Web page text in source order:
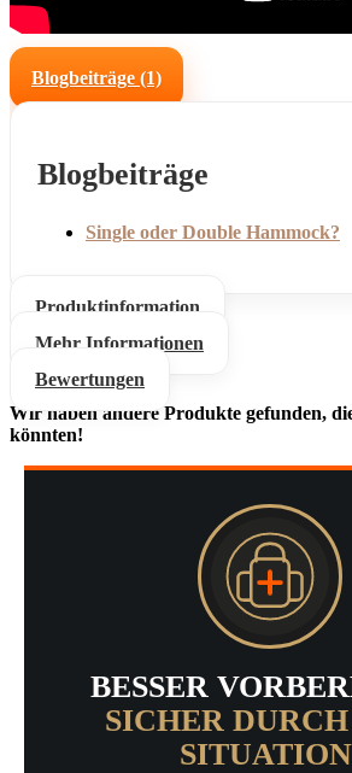
Blogbeiträge (1)
Blogbeiträge
Single oder Double Hammock?
Produktinformation
Mehr Informationen
Bewertungen
Wir haben andere Produkte gefunden,
könnten!
BESSER
SICHER